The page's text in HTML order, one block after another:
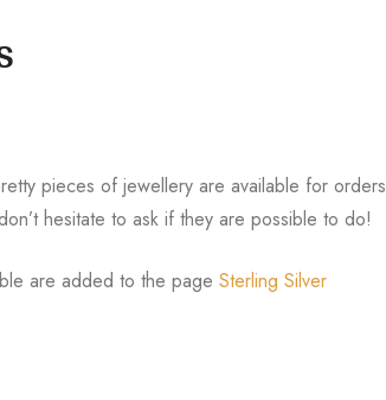
pieces of jewellery are available for orders
hesitate to ask if they are possible to do!
are added to the page Sterling Silver